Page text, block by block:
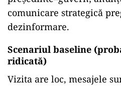
comunicare strategică
dezinformare.
Scenariul baseline
ridicată)
Vizita are loc, mesajele